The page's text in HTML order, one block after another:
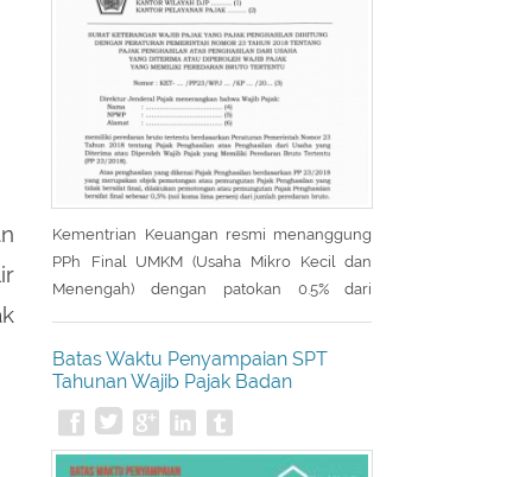
Kementrian Keuangan resmi menanggung
PPh Final UMKM (Usaha Mikro Kecil dan
Menengah) dengan patokan 0.5% dari
PPh Final DTP (Ditanggung Pemerintah). PPh
pajak April 2020 sampai dengan masa pajak
September 2020.
Batas Waktu Penyampaian SPT
Tahunan Wajib Pajak Badan